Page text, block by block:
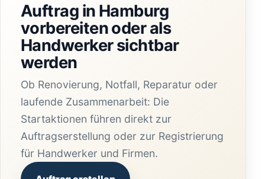
Auftrag in Hamburg
vorbereiten oder als
Handwerker sichtbar
werden
Ob Renovierung, Notfall, Reparatur oder
laufende Zusammenarbeit: Die
Startaktionen führen direkt zur
Auftragserstellung oder zur Registrierung
für Handwerker und Firmen.